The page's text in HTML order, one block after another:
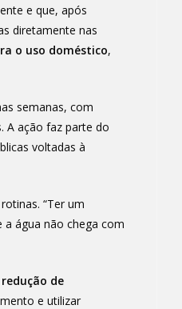
e que, após
diretamente nas
o uso doméstico,
semanas, com
A ação faz parte do
voltadas à
“Ter um
água não chega com
redução de
e utilizar